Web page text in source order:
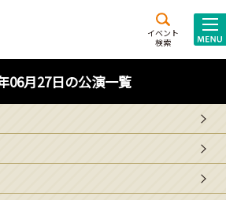
イベント
検索
西新井
文化ホール
06月27日の公演一覧